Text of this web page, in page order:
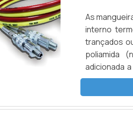
As
interno
trançados
poliamida
adicionada
uma
alta e